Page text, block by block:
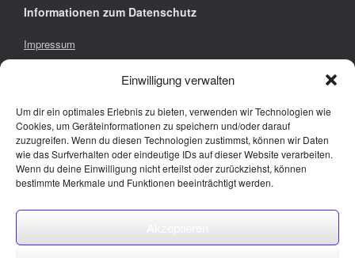
Einwilligung verwalten
Um dir ein optimales Erlebnis zu bieten, verwenden wir Technologien wie
Cookies, um Geräteinformationen zu speichern und/oder darauf
zuzugreifen. Wenn du diesen Technologien zustimmst, können wir Daten
wie das Surfverhalten oder eindeutige IDs auf dieser Website verarbeiten.
Wenn du deine Einwilligung nicht erteilst oder zurückziehst, können
bestimmte Merkmale und Funktionen beeinträchtigt werden.
Informationen zum Datenschutz
Impressum
hier findet ihr uns